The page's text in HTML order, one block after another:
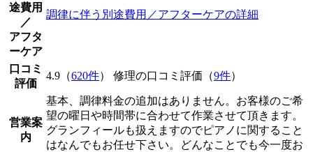
途費用
／
アフタ
ーケア
調律に伴う別途費用／アフターケアの詳細
口コミ
評価
4.9（620件） 修理の口コミ評価（9件）
営業案
内
基本、調律料金の追加はありません。お客様のご希
望の曜日や時間帯に合わせて作業させて頂きます。
グランフィールも扱えますのでピアノに関すること
はなんでもお任せ下さい。どんなことでも今一度お